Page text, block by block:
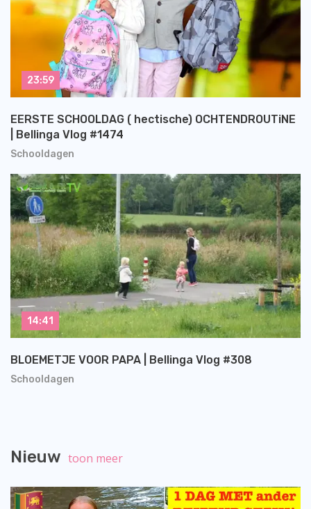
Schooldagen
EERSTE SCHOOLDAG ( hectische) OCHTENDROUTiNE
| Bellinga Vlog #1474
23:59
Schooldagen
BLOEMETJE VOOR PAPA | Bellinga Vlog #308
14:41
Nieuw toon meer